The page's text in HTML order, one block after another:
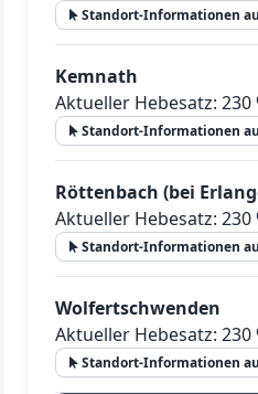
Standort-Informationen
Kemnath
Aktueller Hebesatz: 230
Standort-Informationen
Röttenbach (bei
Aktueller Hebesatz: 230
Standort-Informationen
Wolfertschwenden
Aktueller Hebesatz: 230
Standort-Informationen